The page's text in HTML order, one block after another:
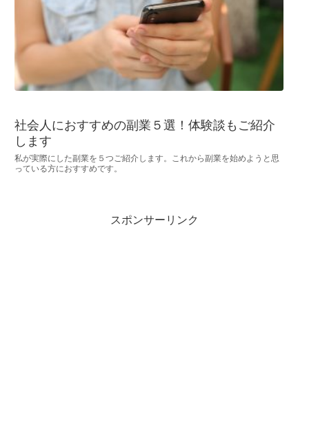
社会人におすすめの副業５選！体験談もご紹介
します
私が実際にした副業を５つご紹介します。これから副業を始めようと思
っている方におすすめです。
スポンサーリンク